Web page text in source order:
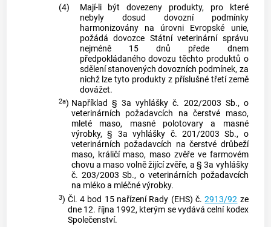
(4)
Mají-li být dovezeny produkty, pro které
nebyly dosud dovozní podmínky
harmonizovány na úrovni Evropské unie,
požádá dovozce Státní veterinární správu
nejméně 15 dnů přede dnem
předpokládaného dovozu těchto produktů o
sdělení stanovených dovozních podmínek, za
nichž lze tyto produkty z příslušné třetí země
dovážet.
2a) Například § 3a vyhlášky č. 202/2003 Sb., o
veterinárních požadavcích na čerstvé maso,
mleté maso, masné polotovary a masné
výrobky, § 3a vyhlášky č. 201/2003 Sb., o
veterinárních požadavcích na čerstvé drůbeží
maso, králičí maso, maso zvěře ve farmovém
chovu a maso volně žijící zvěře, a § 3a vyhlášky
č. 203/2003 Sb., o veterinárních požadavcích
na mléko a mléčné výrobky.
3) Čl. 4 bod 15 nařízení Rady (EHS) č.2913/92 ze
dne 12. října 1992, kterým se vydává celní kodex
Společenství.